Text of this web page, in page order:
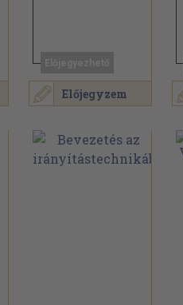
Előjegyzem